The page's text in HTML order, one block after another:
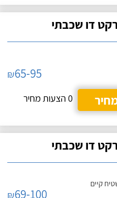
דו שכבתי
₪65-95
0 הצעות מחיר
דו שכבתי
קיים
₪69-100